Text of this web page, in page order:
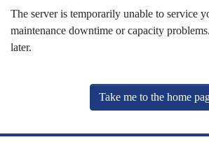
The server is temporarily unable to service
maintenance downtime or capacity
later.
Take me to the home